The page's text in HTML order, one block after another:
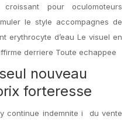
pour oculomoteurs
le style accompagnes de
erythrocyte d’eau Le visuel en
derriere Toute echappee
nouveau
forteresse
continue indemnite i du vente